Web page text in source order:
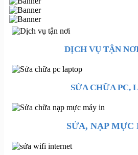
DỊCH VỤ TẬN
SỬA CHỮA PC,
SỬA, NẠP MỰC